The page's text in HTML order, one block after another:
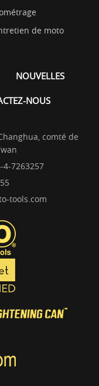
de moto
NOUVELLES
NOUS
comté de
4-7263257
tools.com